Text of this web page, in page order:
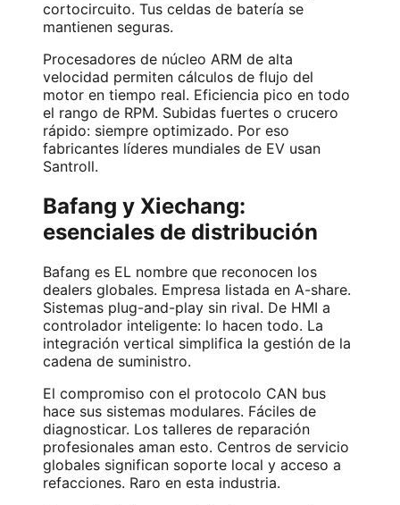
cortocircuito. Tus celdas de batería se
mantienen seguras.
Procesadores de núcleo ARM de alta
velocidad permiten cálculos de flujo del
motor en tiempo real. Eficiencia pico en todo
el rango de RPM. Subidas fuertes o crucero
rápido: siempre optimizado. Por eso
fabricantes líderes mundiales de EV usan
Santroll.
Bafang y Xiechang:
esenciales de distribución
Bafang es EL nombre que reconocen los
dealers globales. Empresa listada en A-share.
Sistemas plug-and-play sin rival. De HMI a
controlador inteligente: lo hacen todo. La
integración vertical simplifica la gestión de la
cadena de suministro.
El compromiso con el protocolo CAN bus
hace sus sistemas modulares. Fáciles de
diagnosticar. Los talleres de reparación
profesionales aman esto. Centros de servicio
globales significan soporte local y acceso a
refacciones. Raro en esta industria.